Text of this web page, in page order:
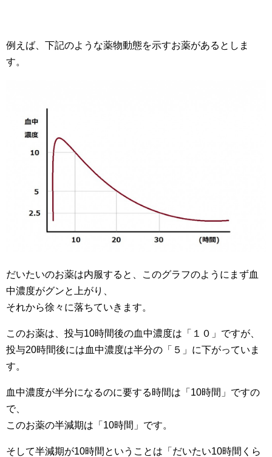
例えば、下記のような薬物動態を示すお薬があるとしま
す。
だいたいのお薬は内服すると、このグラフのようにまず血
中濃度がグンと上がり、
それから徐々に落ちていきます。
このお薬は、投与10時間後の血中濃度は「１０」ですが、
投与20時間後には血中濃度は半分の「５」に下がっていま
す。
血中濃度が半分になるのに要する時間は「10時間」ですの
で、
このお薬の半減期は「10時間」です。
そして半減期が10時間ということは「だいたい10時間くら